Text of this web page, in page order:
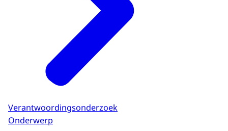
Verantwoordingsonderzoek
Onderwerp